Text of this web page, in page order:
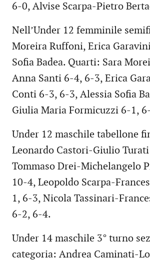
6-0, Alvise Scarpa-Pietro
Nell’Under 12 femminile
Moreira Ruffoni, Erica
Sofia Badea. Quarti: Sara
Anna Santi 6-4, 6-3, Erica
Conti 6-3, 6-3, Alessia Sofia
Giulia Maria Formicuzzi 6-1,
Under 12 maschile tabellone
Leonardo Castori-Giulio
Tommaso Drei-Michelangelo
10-4, Leopoldo Scarpa-
1, 6-3, Nicola Tassinari-
6-2, 6-4.
Under 14 maschile 3° turno
categoria: Andrea Caminati-